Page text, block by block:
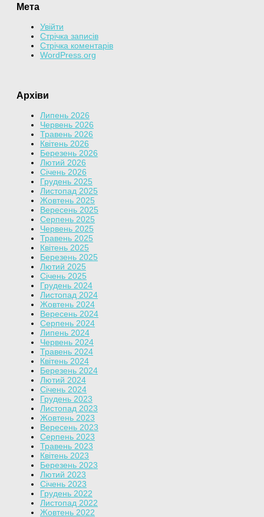
Мета
Увійти
Стрічка записів
Стрічка коментарів
WordPress.org
Архіви
Липень 2026
Червень 2026
Травень 2026
Квітень 2026
Березень 2026
Лютий 2026
Січень 2026
Грудень 2025
Листопад 2025
Жовтень 2025
Вересень 2025
Серпень 2025
Червень 2025
Травень 2025
Квітень 2025
Березень 2025
Лютий 2025
Січень 2025
Грудень 2024
Листопад 2024
Жовтень 2024
Вересень 2024
Серпень 2024
Липень 2024
Червень 2024
Травень 2024
Квітень 2024
Березень 2024
Лютий 2024
Січень 2024
Грудень 2023
Листопад 2023
Жовтень 2023
Вересень 2023
Серпень 2023
Травень 2023
Квітень 2023
Березень 2023
Лютий 2023
Січень 2023
Грудень 2022
Листопад 2022
Жовтень 2022